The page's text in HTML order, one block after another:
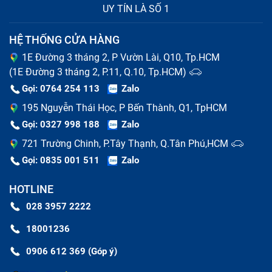
Sửa chữa iPhone bao gồm những gì?
Thay pin iPhone
Pin điện thoại là linh kiện có tuổi thọ ngắn nhất so với
các bộ phận của máy. Khi pin của bạn có dấu hiệu
phồng rộp, chai lỳ, thời gian sử dụng ngắn thì báo hiệu
đã tới lúc thay pin cho chiếc iPhone của bạn. Nếu kéo
dài tình trạng hỏng pin, có thể gây cháy nổ khi sạc máy
cũng như sử dụng.
UY TÍN LÀ SỐ 1
HỆ THỐNG CỬA HÀNG
1E Đường 3 tháng 2, P Vườn Lài, Q10, Tp.HCM
(1E Đường 3 tháng 2, P.11, Q.10, Tp.HCM)
Gọi: 0764 254 113 Zalo
195 Nguyễn Thái Học, P Bến Thành, Q1, TpHCM
Gọi: 0327 998 188 Zalo
721 Trường Chinh, P.Tây Thạnh, Q.Tân Phú,HCM
Gọi: 0835 001 511 Zalo
HOTLINE
028 3957 2222
18001236
0906 612 369 (Góp ý)